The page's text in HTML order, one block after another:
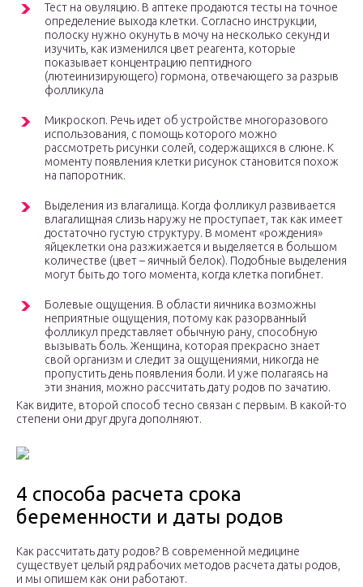
Тест на овуляцию. В аптеке продаются тесты на точное
определение выхода клетки. Согласно инструкции,
полоску нужно окунуть в мочу на несколько секунд и
изучить, как изменился цвет реагента, которые
показывает концентрацию пептидного
(лютеинизирующего) гормона, отвечающего за разрыв
фолликула
Микроскоп. Речь идет об устройстве многоразового
использования, с помощь которого можно
рассмотреть рисунки солей, содержащихся в слюне. К
моменту появления клетки рисунок становится похож
на папоротник.
Выделения из влагалища. Когда фолликул развивается
влагалищная слизь наружу не проступает, так как имеет
достаточно густую структуру. В момент «рождения»
яйцеклетки она разжижается и выделяется в большом
количестве (цвет – яичный белок). Подобные выделения
могут быть до того момента, когда клетка погибнет.
Болевые ощущения. В области яичника возможны
неприятные ощущения, потому как разорванный
фолликул представляет обычную рану, способную
вызывать боль. Женщина, которая прекрасно знает
свой организм и следит за ощущениями, никогда не
пропустить день появления боли. И уже полагаясь на
эти знания, можно рассчитать дату родов по зачатию.
Как видите, второй способ тесно связан с первым. В какой-то
степени они друг друга дополняют.
4 способа расчета срока
беременности и даты родов
Как рассчитать дату родов? В современной медицине
существует целый ряд рабочих методов расчета даты родов,
и мы опишем как они работают.